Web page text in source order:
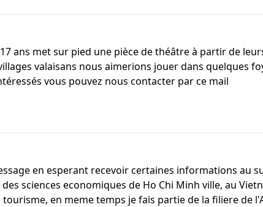
ans met sur pied une pièce de théâtre à partir de
valaisans nous aimerions jouer dans quelques
vous pouvez nous contacter par ce mail
en esperant recevoir certaines informations au
sciences economiques de Ho Chi Minh ville, au
en meme temps je fais partie de la filiere de